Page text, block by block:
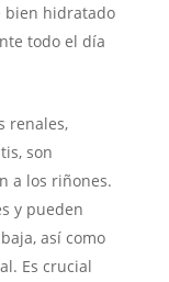
bien hidratado
todo el día
renales,
son
a los riñones.
y pueden
así como
Es crucial